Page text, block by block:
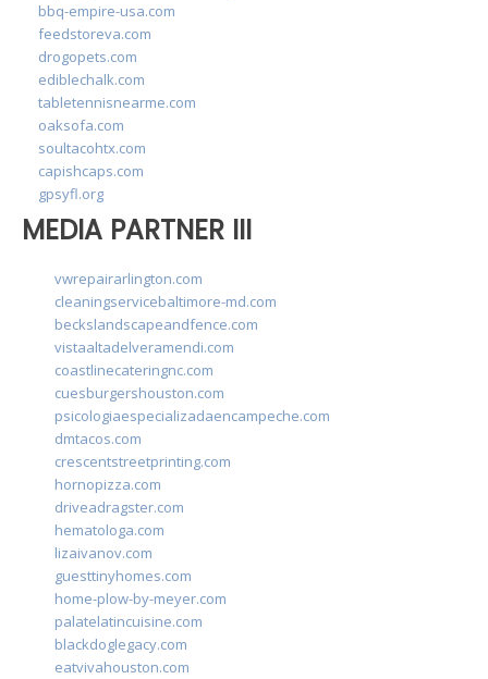
bbq-empire-usa.com
feedstoreva.com
drogopets.com
ediblechalk.com
tabletennisnearme.com
oaksofa.com
soultacohtx.com
capishcaps.com
gpsyfl.org
MEDIA PARTNER III
vwrepairarlington.com
cleaningservicebaltimore-md.com
beckslandscapeandfence.com
vistaaltadelveramendi.com
coastlinecateringnc.com
cuesburgershouston.com
psicologiaespecializadaencampeche.com
dmtacos.com
crescentstreetprinting.com
hornopizza.com
driveadragster.com
hematologa.com
lizaivanov.com
guesttinyhomes.com
home-plow-by-meyer.com
palatelatincuisine.com
blackdoglegacy.com
eatvivahouston.com